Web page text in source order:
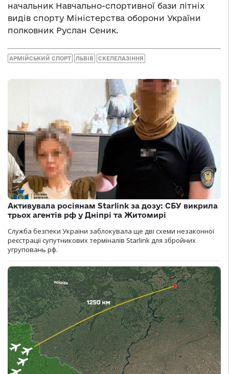
начальник Навчально-спортивної бази літніх
видів спорту Міністерства оборони України
полковник Руслан Сеник.
АРМІЙСЬКИЙ СПОРТ ЛЬВІВ СКЕЛЕЛАЗІННЯ
Активувала росіянам Starlink за дозу: СБУ викрила
трьох агентів рф у Дніпрі та Житомирі
Служба безпеки України заблокувала ще дві схеми незаконної
реєстрації супутникових терміналів Starlink для збройних
угруповань рф.